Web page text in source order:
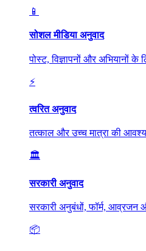
📱
सोशल मीडिया अनुवाद
पोस्ट, विज्ञापनों और अभियानों
⚡
त्वरित अनुवाद
तत्काल और उच्च मात्रा की
🏛️
सरकारी अनुवाद
सरकारी अनुबंधों, फॉर्म, आव्रजन
📦